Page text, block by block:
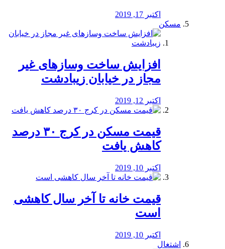
اکتبر 17, 2019
مسکن
افزایش ساخت وسازهای غیر
مجاز در خیابان زیبادشت
اکتبر 12, 2019
️قیمت مسکن در کرج ۳۰ درصد
کاهش یافت
اکتبر 10, 2019
قیمت خانه تا آخر سال کاهشی
است
اکتبر 10, 2019
اشتغال